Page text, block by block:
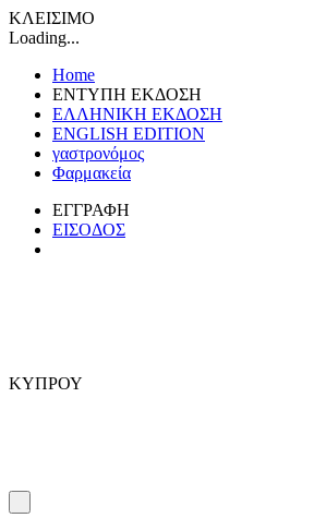
ΚΛΕΙΣΙΜΟ
Loading...
Home
ΕΝΤΥΠΗ ΕΚΔΟΣΗ
ΕΛΛΗΝΙΚΗ ΕΚΔΟΣΗ
ENGLISH EDITION
γαστρονόμος
Φαρμακεία
ΕΓΓΡΑΦΗ
ΕΙΣΟΔΟΣ
ΚΥΠΡΟΥ